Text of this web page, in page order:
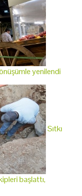
yenilendi
Sıtkı
başlattı,